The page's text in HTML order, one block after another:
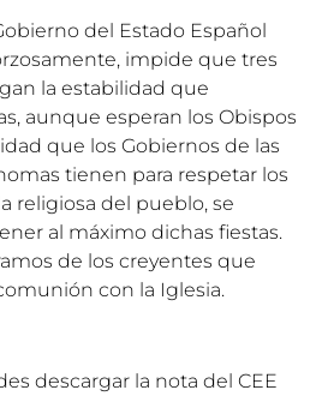
del Estado Español
impide que tres
la estabilidad que
aunque esperan los Obispos
que los Gobiernos de las
tienen para respetar los
religiosa del pueblo, se
al máximo dichas fiestas.
de los creyentes que
con la Iglesia.
descargar la nota del CEE